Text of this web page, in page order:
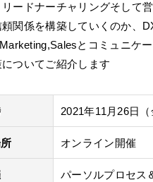
ードナーチャリングそして
頼関係を構築していくのか、
とコミュニケ
ついてご紹介します
2021年11月26日（
オンライン開催
パーソルプロセス